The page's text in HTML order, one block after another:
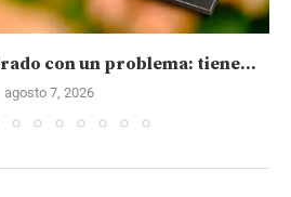
con un problema: tiene...
agosto 7, 2026